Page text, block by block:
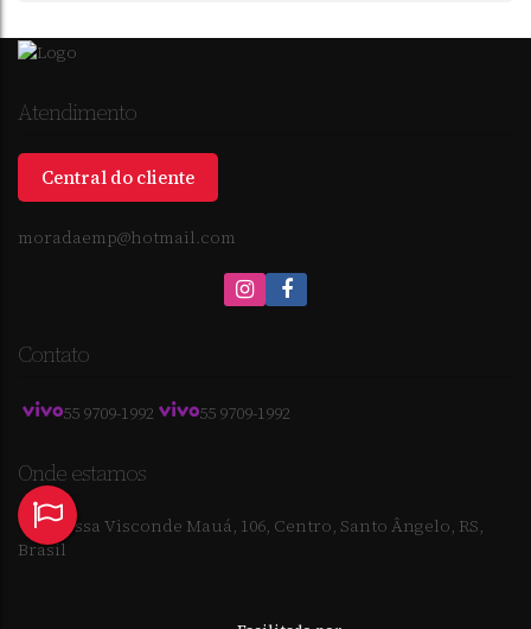
Atendimento
Central do cliente
moradaemp@hotmail.com
Contato
55 9709-1992 55 9709-1992
Onde estamos
Travessa Visconde Mauá, 106, Centro, Santo Ângelo, RS,
Brasil